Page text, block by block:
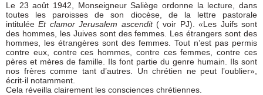
Le 23 août 1942, Monseigneur Saliège ordonne la lecture, dans
toutes les paroisses de son diocèse, de la lettre pastorale
intituléeEt clamor Jerusalem ascendit( voir PJ). «Les Juifs sont
des hommes, les Juives sont des femmes. Les étrangers sont des
hommes, les étrangères sont des femmes. Tout n’est pas permis
contre eux, contre ces hommes, contre ces femmes, contre ces
pères et mères de famille. Ils font partie du genre humain. Ils sont
nos frères comme tant d’autres. Un chrétien ne peut l’oublier»,
écrit-il notamment.
Cela réveilla clairement les consciences chrétiennes.